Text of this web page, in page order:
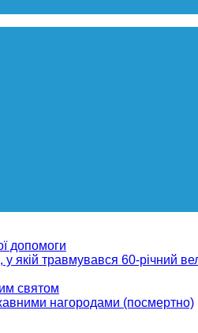
допомоги
якій травмувався 60-річний
святом
нагородами (посмертно)